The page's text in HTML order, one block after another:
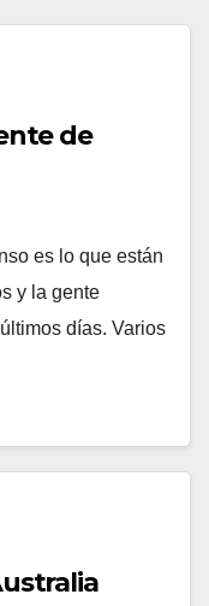
de
es lo que están
y la gente
días. Varios